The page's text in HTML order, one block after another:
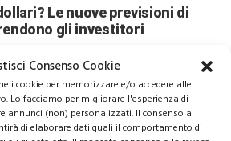
Consenso Cookie
i cookie per memorizzare e/o accedere alle
Lo facciamo per migliorare l'esperienza di
annunci (non) personalizzati. Il consenso a
di elaborare dati quali il comportamento di
Le nuove previsioni di
gli investitori